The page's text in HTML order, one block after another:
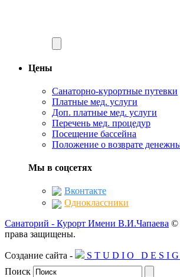
Цены
Санаторно-курортные путевки
Платные мед. услуги
Доп. платные мед. услуги
Перечень мед. процедур
Посещение бассейна
Положение о возврате
Мы в соцсетях
Вконтакте
Одноклассники
Санаторий - Курорт Имени В.И.Чапаева ©
права защищены.
Создание сайта - S T U D I O D E S I G
Поиск